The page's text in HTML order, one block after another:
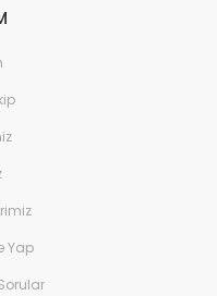
Yap